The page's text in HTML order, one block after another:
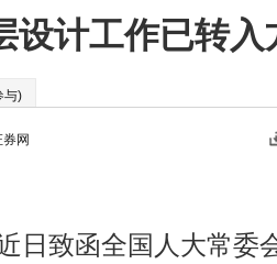
设计工作已转入
与)
网
致函全国人大常委